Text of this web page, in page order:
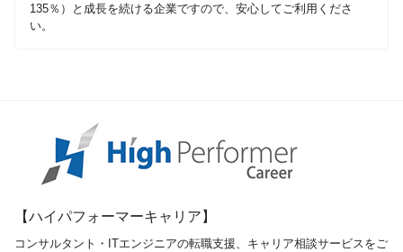
135％）と成長を続ける企業ですので、安心してご利用くださ
い。
【ハイパフォーマーキャリア】
コンサルタント・ITエンジニアの転職支援、キャリア相談サービスをご